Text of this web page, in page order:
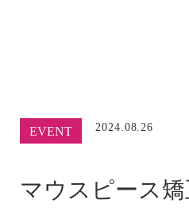
EVENT 2024.08.26
マウスピース矯